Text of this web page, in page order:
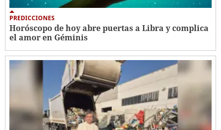
PREDICCIONES
Horóscopo de hoy abre puertas a Libra y complica
el amor en Géminis